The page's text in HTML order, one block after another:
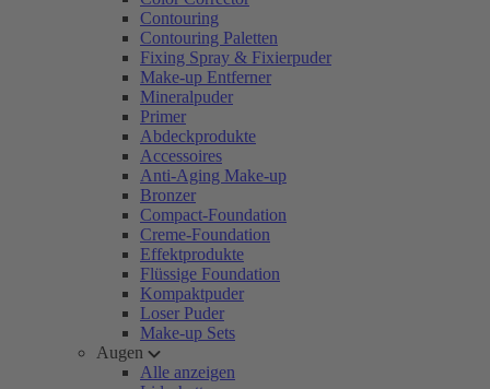
Contouring
Contouring Paletten
Fixing Spray & Fixierpuder
Make-up Entferner
Mineralpuder
Primer
Abdeckprodukte
Accessoires
Anti-Aging Make-up
Bronzer
Compact-Foundation
Creme-Foundation
Effektprodukte
Flüssige Foundation
Kompaktpuder
Loser Puder
Make-up Sets
Augen
Alle anzeigen